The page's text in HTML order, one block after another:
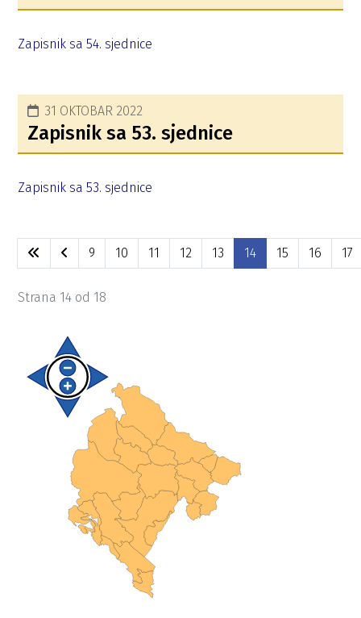
Zapisnik sa 54. sjednice
31 OKTOBAR 2022
Zapisnik sa 53. sjednice
Zapisnik sa 53. sjednice
9 10 11 12 13 14 15 16 17
Strana 14 od 18